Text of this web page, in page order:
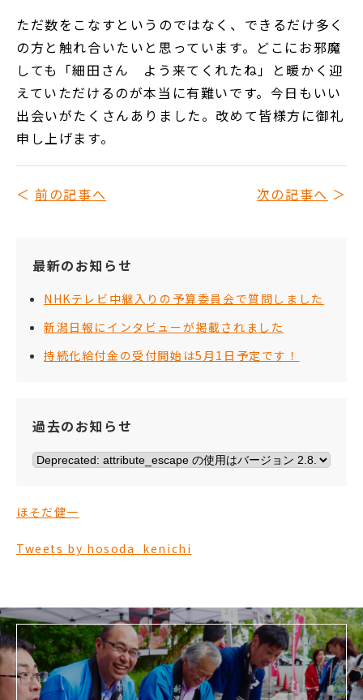
ただ数をこなすというのではなく、できるだけ多く
の方と触れ合いたいと思っています。どこにお邪魔
しても「細田さん よう来てくれたね」と暖かく迎
えていただけるのが本当に有難いです。今日もいい
出会いがたくさんありました。改めて皆様方に御礼
申し上げます。
前の記事へ 次の記事へ
最新のお知らせ
NHKテレビ中継入りの予算委員会で質問しました
新潟日報にインタビューが掲載されました
持続化給付金の受付開始は5月1日予定です！
過去のお知らせ
ほそだ健一
Tweets by hosoda_kenichi